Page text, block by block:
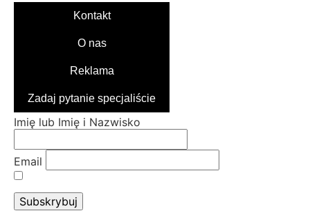
Kontakt
O nas
Reklama
Zadaj pytanie specjaliście
Imię lub Imię i Nazwisko
Email